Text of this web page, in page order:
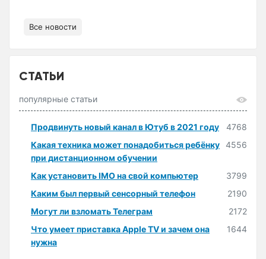
Все новости
СТАТЬИ
популярные статьи
Продвинуть новый канал в Ютуб в 2021 году
4768
Какая техника может понадобиться ребёнку
при дистанционном обучении
4556
Как установить IMO на свой компьютер
3799
Каким был первый сенсорный телефон
2190
Могут ли взломать Телеграм
2172
Что умеет приставка Apple TV и зачем она
нужна
1644